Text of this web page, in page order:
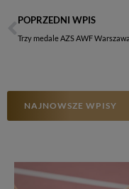
POPRZEDNI WPIS
NAJNOWSZE WPISY